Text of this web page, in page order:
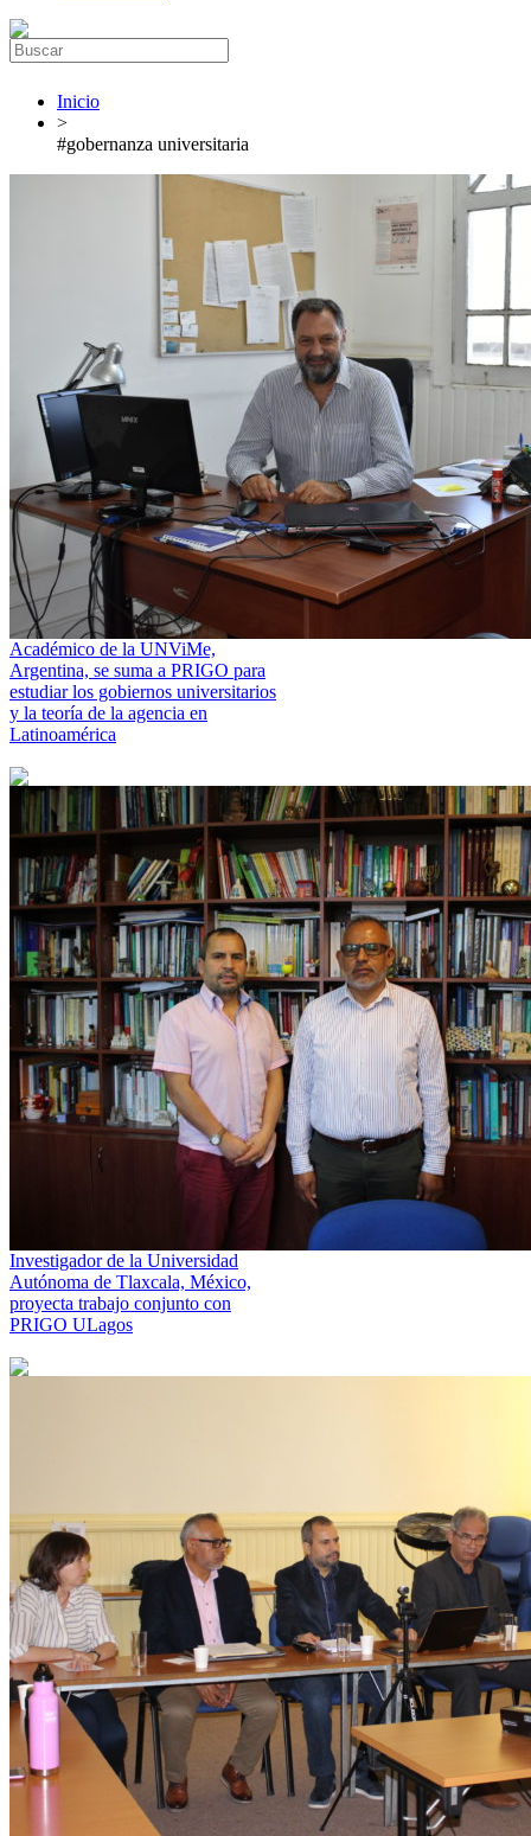
Inicio
>
#gobernanza universitaria
Académico de la UNViMe,
Argentina, se suma a PRIGO para
estudiar los gobiernos universitarios
y la teoría de la agencia en
Latinoamérica
Investigador de la Universidad
Autónoma de Tlaxcala, México,
proyecta trabajo conjunto con
PRIGO ULagos